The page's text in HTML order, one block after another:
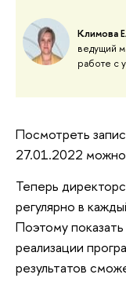
Климова
ведущий
работе с
Посмотреть
27.01.2022 можно
Теперь
регулярно в
Поэтому
реализации
результатов